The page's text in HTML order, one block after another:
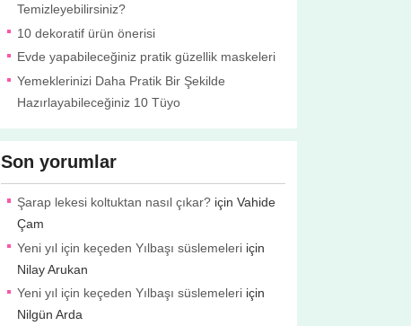
Temizleyebilirsiniz?
10 dekoratif ürün önerisi
Evde yapabileceğiniz pratik güzellik maskeleri
Yemeklerinizi Daha Pratik Bir Şekilde
Hazırlayabileceğiniz 10 Tüyo
Son yorumlar
Şarap lekesi koltuktan nasıl çıkar?için Vahide
Çam
Yeni yıl için keçeden Yılbaşı süslemeleriiçin
Nilay Arukan
Yeni yıl için keçeden Yılbaşı süslemeleriiçin
Nilgün Arda